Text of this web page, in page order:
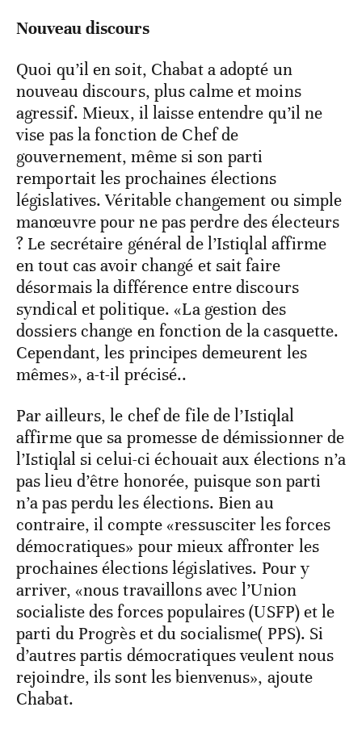
Nouveau discours
Quoi qu’il en soit, Chabat a adopté un
nouveau discours, plus calme et moins
agressif. Mieux, il laisse entendre qu’il ne
vise pas la fonction de Chef de
gouvernement, même si son parti
remportait les prochaines élections
législatives. Véritable changement ou simple
manœuvre pour ne pas perdre des électeurs
? Le secrétaire général de l’Istiqlal affirme
en tout cas avoir changé et sait faire
désormais la différence entre discours
syndical et politique. «La gestion des
dossiers change en fonction de la casquette.
Cependant, les principes demeurent les
mêmes», a-t-il précisé..
Par ailleurs, le chef de file de l’Istiqlal
affirme que sa promesse de démissionner de
l’Istiqlal si celui-ci échouait aux élections n’a
pas lieu d’être honorée, puisque son parti
n’a pas perdu les élections. Bien au
contraire, il compte «ressusciter les forces
démocratiques» pour mieux affronter les
prochaines élections législatives. Pour y
arriver, «nous travaillons avec l’Union
socialiste des forces populaires (USFP) et le
parti du Progrès et du socialisme( PPS). Si
d’autres partis démocratiques veulent nous
rejoindre, ils sont les bienvenus», ajoute
Chabat.